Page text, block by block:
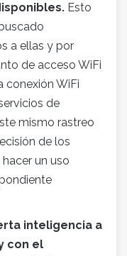
Esto
a ellas y por
de acceso WiFi
conexión WiFi
de
mismo rastreo
de los
un uso
inteligencia a
con el